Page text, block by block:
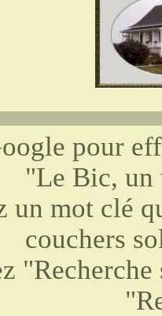
pour
"Le Bic, un
un mot clé
couchers